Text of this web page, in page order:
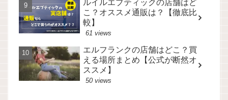
ルイルエブティックの店舗はど
こ？オススメ通販は？【徹底比
較】
61 views
エルフランクの店舗はどこ？買
える場所まとめ【公式が断然オ
ススメ】
50 views